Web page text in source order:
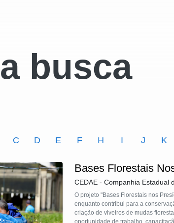
busca
C D E F H I J K
Bases Florestais
CEDAE - Companhia Estadual
O projeto "Bases Florestais nos
enquanto contribui para a
criação de viveiros de mudas
oportunidade de trabalho,